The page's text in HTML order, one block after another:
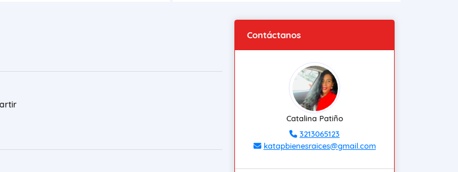
Contáctanos
Catalina Patiño
3213065123
katapbienesraices@gmail.com